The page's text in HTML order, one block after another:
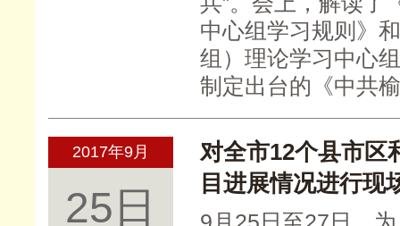
中心组学习规则》
组）理论学习中心
制定出台的《中共
2017年9月
25日
对全市12个县市区
目进展情况进行现